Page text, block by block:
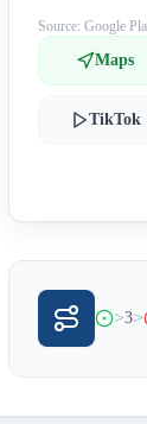
Source: Google
Maps
TikTok
>3>